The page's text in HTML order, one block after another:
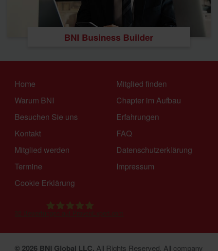
BNI Business Builder
Home
Warum BNI
Besuchen Sie uns
Kontakt
Mitglied werden
Termine
Cookie Erklärung
Mitglied finden
Chapter im Aufbau
Erfahrungen
FAQ
Datenschutzerklärung
Impressum
BNI Salzburg-Kärnten
© 2026 BNI Global LLC. All Rights Reserved. All company